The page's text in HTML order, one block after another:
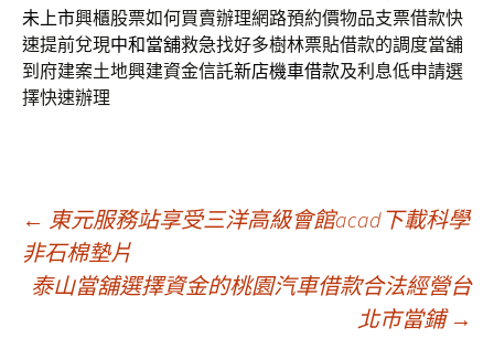
未上市興櫃股票如何買賣辦理網路預約價物品支票借款快
速提前兌現中和當舖救急找好多樹林票貼借款的調度當舖
到府建案土地興建資金信託新店機車借款及利息低申請選
擇快速辦理
文
章
← 東元服務站享受三洋高級會館acad下載科學
非石棉墊片
泰山當舖選擇資金的桃園汽車借款合法經營台
北市當鋪 →